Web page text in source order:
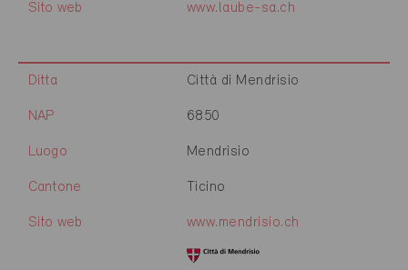
Sito web www.laube-sa.ch
Ditta Città di Mendrisio
NAP 6850
Luogo Mendrisio
Cantone Ticino
Sito web www.mendrisio.ch